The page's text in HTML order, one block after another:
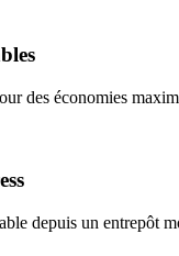
des économies
depuis un entrepôt